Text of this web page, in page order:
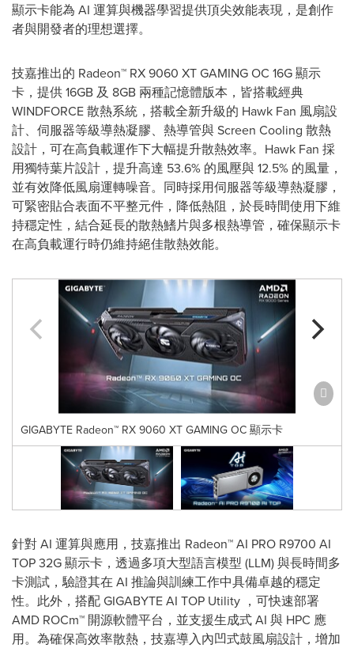
顯示卡能為 AI 運算與機器學習提供頂尖效能表現，是創作
者與開發者的理想選擇。
技嘉推出的 Radeon™ RX 9060 XT GAMING OC 16G 顯示
卡，提供 16GB 及 8GB 兩種記憶體版本，皆搭載經典
WINDFORCE 散熱系統，搭載全新升級的 Hawk Fan 風扇設
計、伺服器等級導熱凝膠、熱導管與 Screen Cooling 散熱
設計，可在高負載運作下大幅提升散熱效率。Hawk Fan 採
用獨特葉片設計，提升高達 53.6% 的風壓與 12.5% 的風量，
並有效降低風扇運轉噪音。同時採用伺服器等級導熱凝膠，
可緊密貼合表面不平整元件，降低熱阻，於長時間使用下維
持穩定性，結合延長的散熱鰭片與多根熱導管，確保顯示卡
在高負載運行時仍維持絕佳散熱效能。
GIGABYTE Radeon™ RX 9060 XT GAMING OC 顯示卡
針對 AI 運算與應用，技嘉推出 Radeon™AI PRO R9700 AI
TOP32G 顯示卡，透過多項大型語言模型 (LLM) 與長時間多
卡測試，驗證其在 AI 推論與訓練工作中具備卓越的穩定
性。此外，搭配 GIGABYTE AI TOP Utility ，可快速部署
AMD ROCm™ 開源軟體平台，並支援生成式 AI 與 HPC 應
用。為確保高效率散熱，技嘉導入內凹式鼓風扇設計，增加